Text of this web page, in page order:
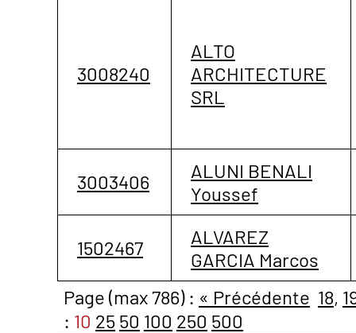
3008240
ALTO
ARCHITECTURE
SRL
3003406
ALUNI BENALI
Youssef
1502467
ALVAREZ
GARCIA Marcos
Page (max 786) : « Précédente 18,
: 10 25 50 100 250 500